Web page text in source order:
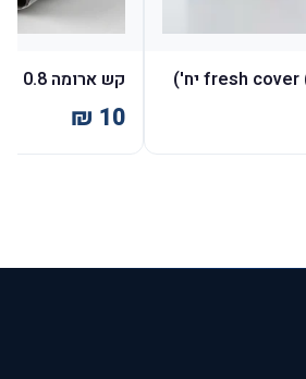
קש ארומה 0.8 - 400 יח'